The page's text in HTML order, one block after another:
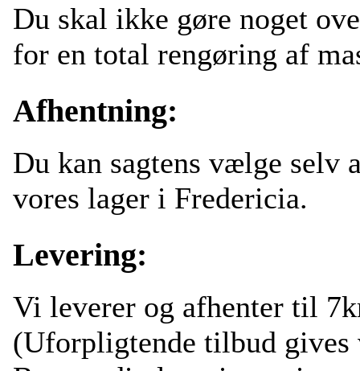
Du skal ikke gøre noget
for en total rengøring af
Afhentning:
Du kan sagtens vælge selv
vores lager i Fredericia.
Levering:
Vi leverer og afhenter til
(Uforpligtende tilbud